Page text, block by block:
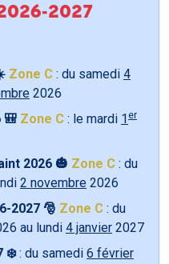
2027
Zone C : du samedi 4
2026
🎒 Zone C : le mardi 1 er
2026 🎃 Zone C : du
2 novembre 2026
2027 🎅 Zone C : du
au lundi 4 janvier 2027
❄️: du samedi 6 février